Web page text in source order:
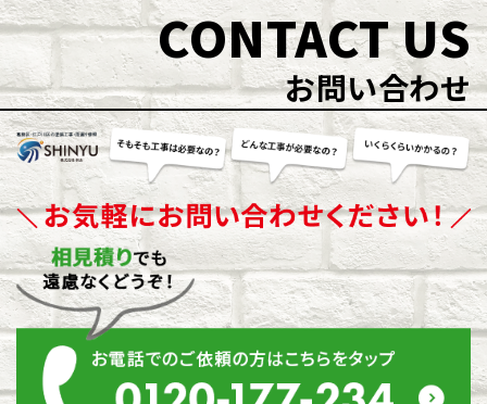
CONTACT US
お問い合わせ